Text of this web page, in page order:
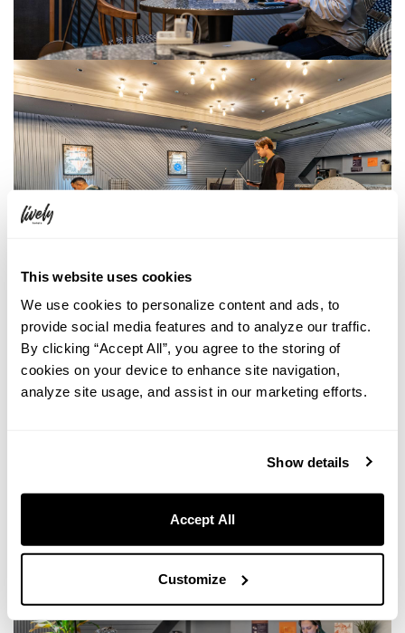
This website uses cookies
We use cookies to personalize content and ads, to
provide social media features and to analyze our traffic.
By clicking “Accept All”, you agree to the storing of
cookies on your device to enhance site navigation,
analyze site usage, and assist in our marketing efforts.
Show details
Accept All
Customize